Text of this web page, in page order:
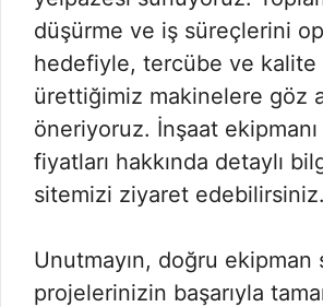
düşürme ve iş süreçlerini
hedefiyle, tercübe ve kalite
ürettiğimiz makinelere göz
öneriyoruz. İnşaat
fiyatları hakkında detaylı
sitemizi ziyaret edebilirsiniz.
Unutmayın, doğru ekipman
projelerinizin başarıyla